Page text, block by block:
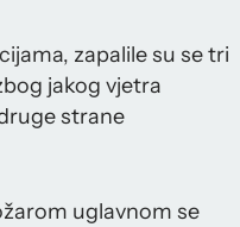
zapalile su se tri
jakog vjetra
strane
uglavnom se